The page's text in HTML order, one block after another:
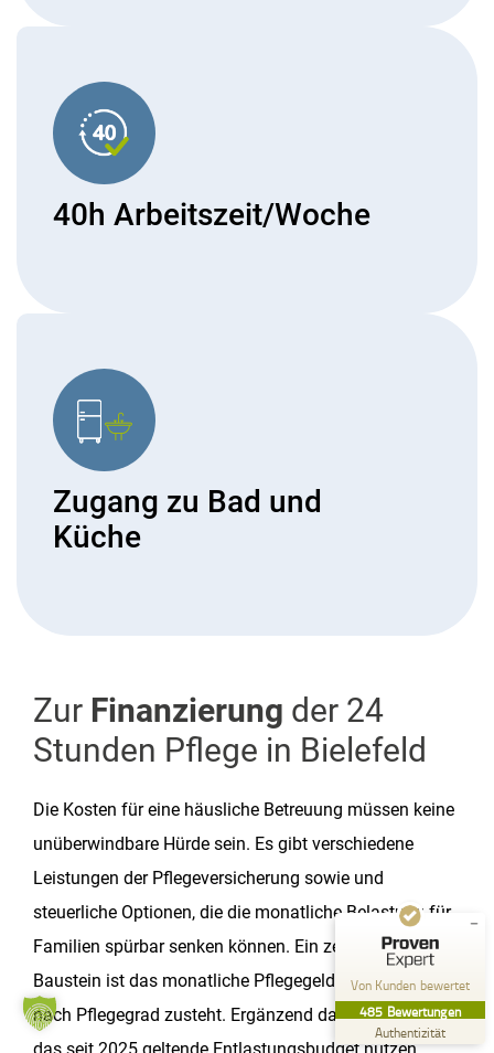
40h Arbeitszeit/Woche
Zugang zu Bad und
Küche
Zur Finanzierung der 24
Stunden Pflege in Bielefeld
Die Kosten für eine häusliche Betreuung müssen keine
unüberwindbare Hürde sein. Es gibt verschiedene
Leistungen der Pflegeversicherung sowie und
steuerliche Optionen, die die monatliche Belastung für
Familien spürbar senken können. Ein zentraler
Baustein ist das monatliche Pflegegeld, das Ihnen je
nach Pflegegrad zusteht. Ergänzend dazu können Sie
das seit 2025 geltende Entlastungsbudget nutzen,
Von Kunden bewertet
485 Bewertungen
Authentizität
Kundenbewertungen und Erfahrungen zu
Pflege zu Hause Küffel GmbH
99
%
Empfehlungen auf
ProvenExpert.com
SEHR GUT
4,84
/
5,00
357
Bewertungen auf
ProvenExpert.com
128
anderen Quellen
Blick aufs ProvenExpert-Profil werfen
26.07.2026